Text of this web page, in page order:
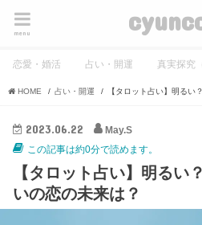
menu
恋愛・婚活 占い・開運 真実探究
HOME 占い・開運
2023.06.22
May.S
この記事は約0分で読めます。
【タロット占い】明る
いの恋の未来は？